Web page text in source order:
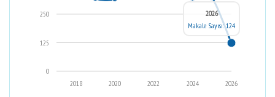
0
125
250
2026
2024
2022
2020
2018
2026
Makale Sayısı: 124